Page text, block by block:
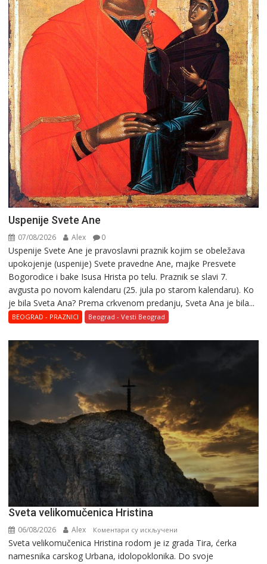
Uspenije Svete Ane
07/08/2026 Alex 0
Uspenije Svete Ane je pravoslavni praznik kojim se obeležava
upokojenje (uspenije) Svete pravedne Ane, majke Presvete
Bogorodice i bake Isusa Hrista po telu. Praznik se slavi 7.
avgusta po novom kalendaru (25. jula po starom kalendaru). Ko
je bila Sveta Ana? Prema crkvenom predanju, Sveta Ana je bila...
BEOGRAD - PRAZNICI Beograd - Vesti Beograd
Svеta vеlikоmučеnica Hristina
06/08/2026 Alex Коментари су искључени
Svеta
vеlikоmučеnica
Svеta vеlikоmučеnica Hristina rodom je iz grada Tira, ćerka
namesnika carskog Urbana, idolopoklonika. Dо svоје